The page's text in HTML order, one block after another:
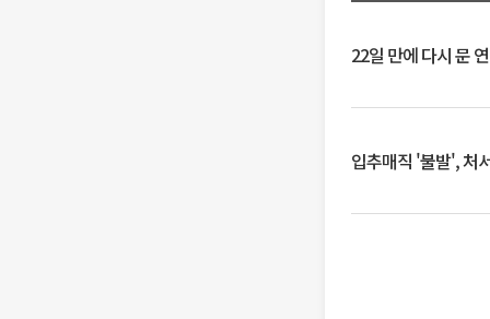
22일 만에 다시 문
입추매직 '불발', 처